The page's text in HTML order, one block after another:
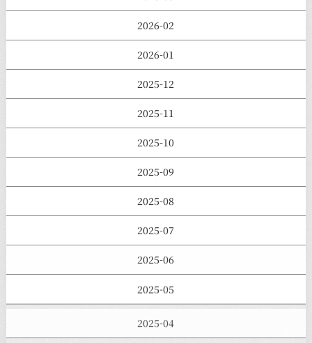
2026-02
2026-01
2025-12
2025-11
2025-10
2025-09
2025-08
2025-07
2025-06
2025-05
2025-04